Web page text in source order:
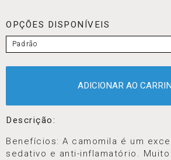
OPÇÕES DISPONÍVEIS
Padrão
ADICIONAR AO
Descrição:
Benefícios: A camomila é um
sedativo e anti-inflamatório.